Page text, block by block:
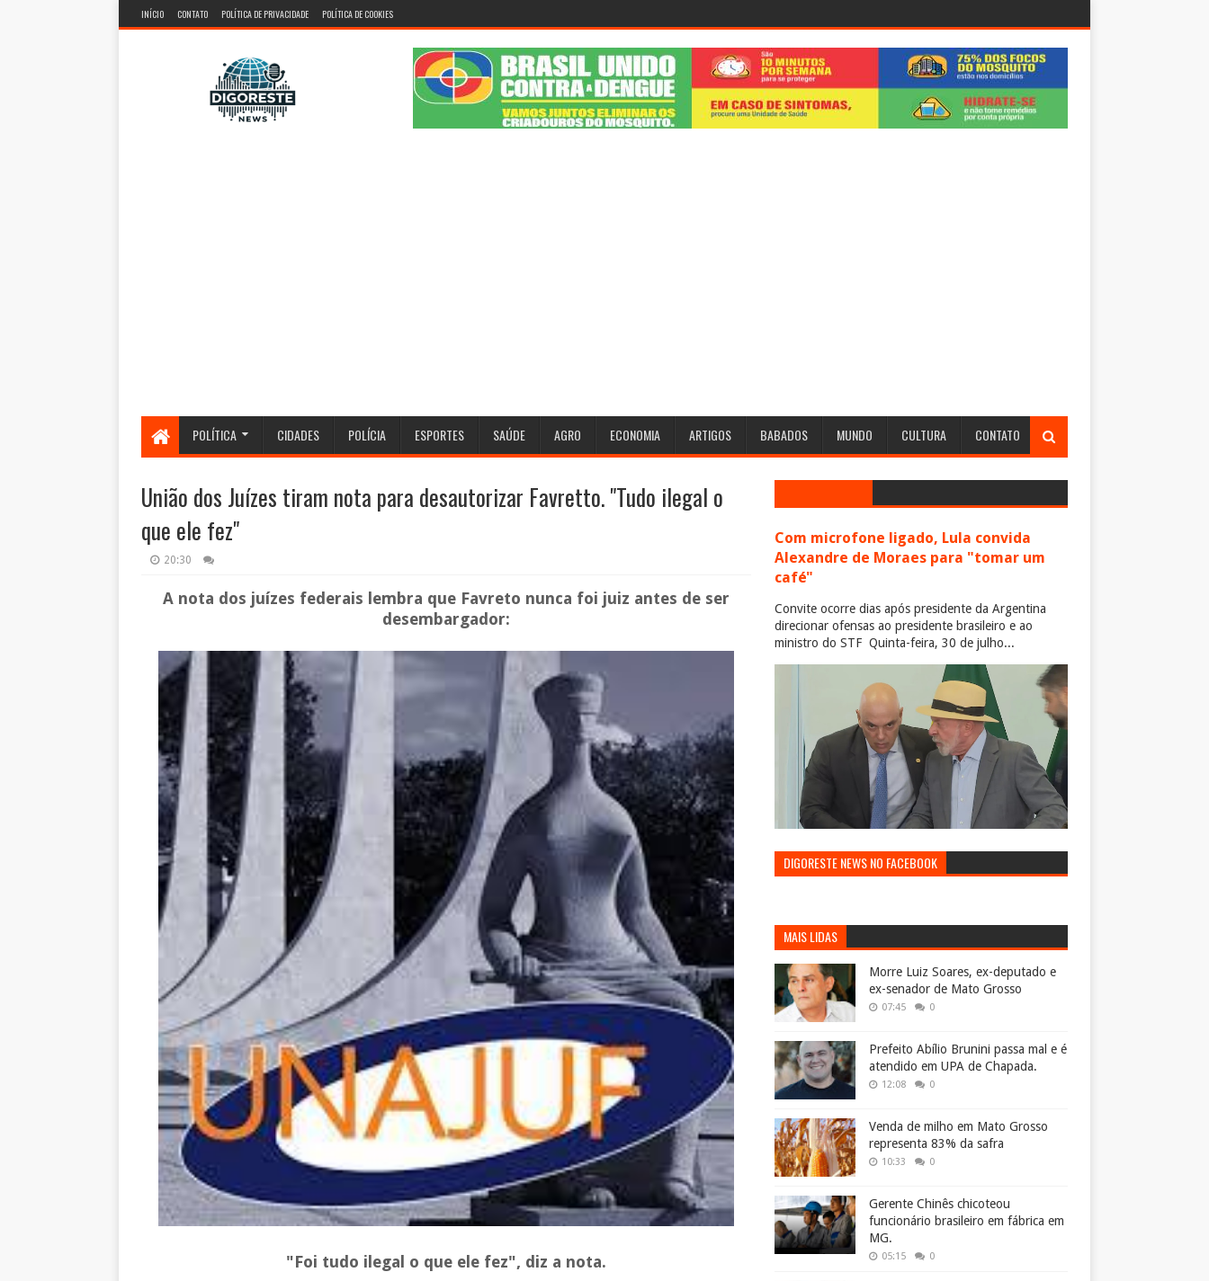
INÍCIO CONTATO POLÍTICA DE PRIVACIDADE POLÍTICA DE COOKIES
POLÍTICA CIDADES POLÍCIA ESPORTES SAÚDE AGRO ECONOMIA ARTIGOS BABADOS MUNDO CULTURA CONTATO
União dos Juízes tiram nota para desautorizar Favretto. "Tudo ilegal o
que ele fez"
20:30
A nota dos juízes federais lembra que Favreto nunca foi juiz antes de ser
desembargador:
"Foi tudo ilegal o que ele fez", diz a nota.
Com microfone ligado, Lula convida
Alexandre de Moraes para "tomar um
café"
Convite ocorre dias após presidente da Argentina
direcionar ofensas ao presidente brasileiro e ao
ministro do STF Quinta-feira, 30 de julho...
DIGORESTE NEWS NO FACEBOOK
MAIS LIDAS
Morre Luiz Soares, ex-deputado e
ex-senador de Mato Grosso
07:45 0
Prefeito Abílio Brunini passa mal e é
atendido em UPA de Chapada.
12:08 0
Venda de milho em Mato Grosso
representa 83% da safra
10:33 0
Gerente Chinês chicoteou
funcionário brasileiro em fábrica em
MG.
05:15 0